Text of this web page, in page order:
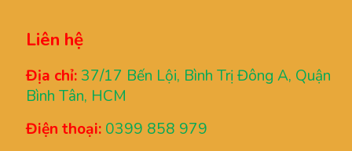
Liên hệ
Địa chỉ: 37/17 Bến Lội, Bình Trị Đông A, Quận
Bình Tân, HCM
Điện thoại: 0399 858 979